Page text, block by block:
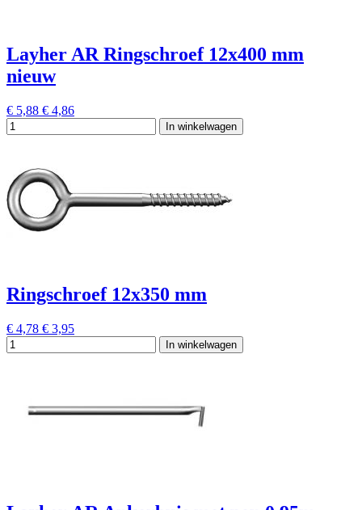
Layher AR Ringschroef 12x400 mm
nieuw
€ 5,88 € 4,86
In winkelwagen
Ringschroef 12x350 mm
€ 4,78 € 3,95
In winkelwagen